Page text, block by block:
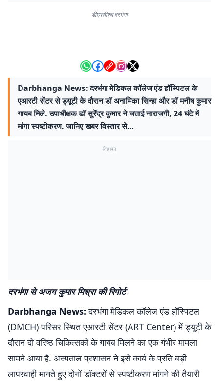
डीएमसीएच दरभंगा
Darbhanga News: दरभंगा मेडिकल कॉलेज एंड हॉस्पिटल के
एआरटी सेंटर से ड्यूटी के दौरान डॉ अनामिका सिन्हा और डॉ मनीष कुमार
गायब मिले. उपाधीक्षक डॉ सुरेंद्र कुमार ने जताई नाराजगी, 24 घंटे में
मांगा स्पष्टीकरण. जानिए खबर विस्तार से…
विज्ञापन
दरभंगा से अजय कुमार मिश्रा की रिपोर्ट
Darbhanga News: दरभंगा मेडिकल कॉलेज एंड हॉस्पिटल
(DMCH) परिसर स्थित एआरटी सेंटर (ART Center) में ड्यूटी के
दौरान दो वरिष्ठ चिकित्सकों के गायब मिलने का एक गंभीर मामला
सामने आया है. अस्पताल प्रशासन ने इसे कार्य के प्रति बड़ी
लापरवाही मानते हुए दोनों डॉक्टरों से स्पष्टीकरण मांगने की तैयारी